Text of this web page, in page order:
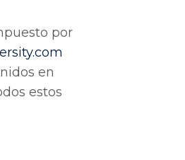
por
.com
en
estos